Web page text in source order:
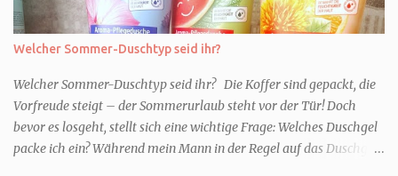
Welcher Sommer-Duschtyp seid ihr?
Welcher Sommer-Duschtyp seid ihr? Die Koffer sind gepackt, die
Vorfreude steigt – der Sommerurlaub steht vor der Tür! Doch
bevor es losgeht, stellt sich eine wichtige Frage: Welches Duschgel
packe ich ein? Während mein Mann in der Regel auf das Duschgel